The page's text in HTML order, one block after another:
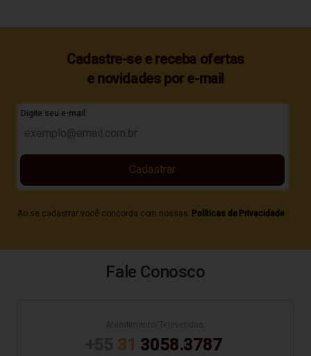
Cadastre-se e receba ofertas
e novidades por e-mail
Digite seu e-mail
Ao se cadastrar você concorda com nossas Políticas de Privacidade
Cadastrar
Fale Conosco
31 3058.3787